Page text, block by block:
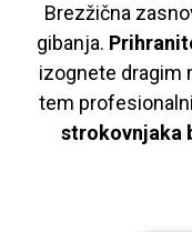
Brezžična
gibanja.
izognete dragim
tem
strokovnjaka